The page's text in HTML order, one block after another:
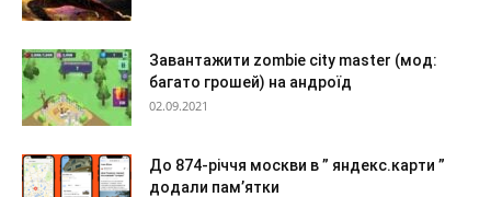
Завантажити zombie city master (мод:
багато грошей) на андроїд
02.09.2021
До 874-річчя москви в ” яндекс.карти ”
додали пам’ятки